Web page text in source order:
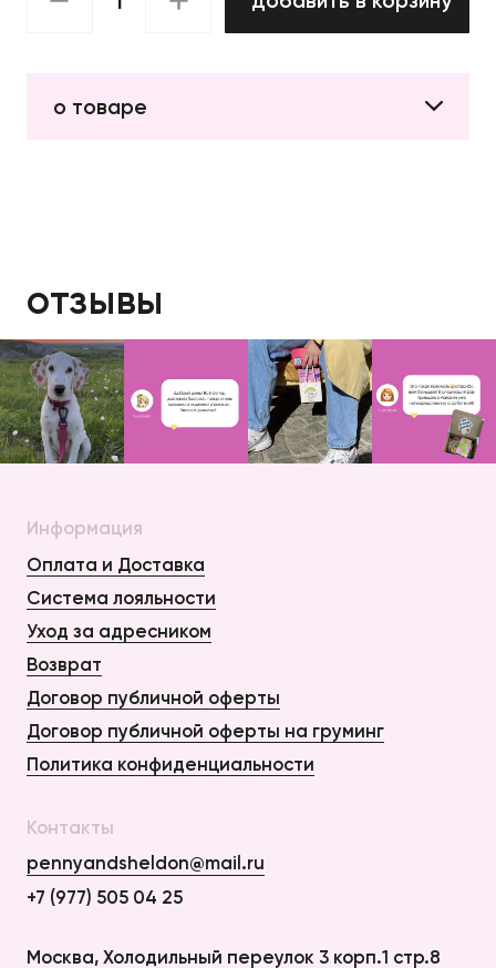
о товаре
отзывы
Информация
Оплата и Доставка
Система лояльности
Уход за адресником
Возврат
Договор публичной оферты
Договор публичной оферты на груминг
Политика конфиденциальности
Контакты
pennyandsheldon@mail.ru
+7 (977) 505 04 25
Москва, Холодильный переулок 3 корп.1 стр.8
Оплата и Доставка